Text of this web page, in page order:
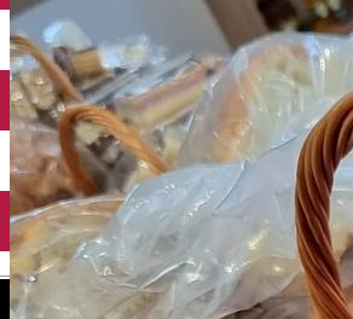
English